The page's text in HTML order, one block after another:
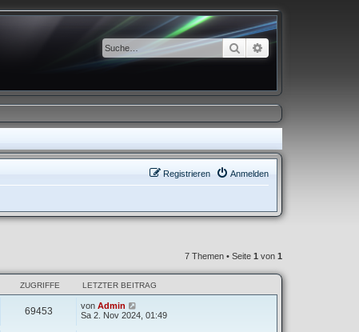
Suche Erweiterte Suche
Anmelden
Registrieren
7 Themen • Seite 1 von 1
ZUGRIFFE LETZTER BEITRAG
69453 von Admin
Sa 2. Nov 2024, 01:49